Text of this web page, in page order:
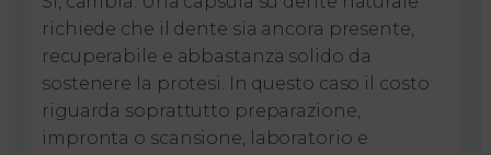
richiede che il dente sia ancora presente,
recuperabile e abbastanza solido da
sostenere la protesi. In questo caso il costo
riguarda soprattutto preparazione,
impronta o scansione, laboratorio e